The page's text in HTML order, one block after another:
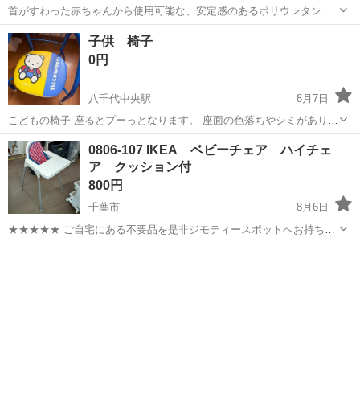
首がすわった赤ちゃんから使用可能な、安定感のあるポリウレタン製
ベビーチェアです。 使用感ありますがまだ使えると思います。 - ブラ
ンド: Bumbo - カラー: グリーン - 素材: ポリウレタン - 形状: フロアチ
ェア
千葉 松戸市 新松戸駅
子供 椅子
0円
八千代中央駅
8月7日
こどもの椅子 座るとプーっとなります。 座面の色落ちやシミがありま
すが、使用に問題はありません。
千葉 八千代市 八千代中央駅 ベビー用品
0806-107 IKEA ベビーチェア ハイチェ
ア クッション付
800円
千葉市
8月6日
★★★★★ ご自宅にある不要品を是非ジモティースポットへお持ち込